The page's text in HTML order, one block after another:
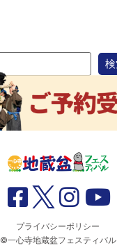
プライバシーポリシー
©一心寺地蔵盆フェスティバル